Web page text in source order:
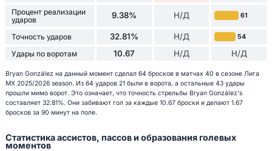
Процент реализации
ударов
9.38% Н/Д 61
Точность ударов 32.81% Н/Д 54
Удары по воротам 10.67 Н/Д Н/Д
Bryan González на данный момент сделал 64 бросков в матчах 40 в сезоне Лига
МХ 2025/2026 season. Из 64 ударов 21 были в ворота, а остальные 43 удары
прошли мимо ворот. Это означает, что точность стрельбы Bryan González's
составляет 32.81%. Они забивают гол за каждые 10.67 броски и делают 1.67
бросков за 90 минут на поле.
Статистика ассистов, пассов и образования голевых
моментов